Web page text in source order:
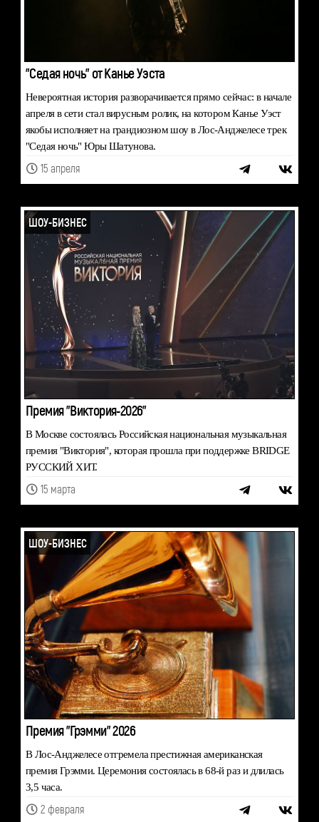
"Седая ночь" от Канье Уэста
Невероятная история разворачивается прямо сейчас: в начале
апреля в сети стал вирусным ролик, на котором Канье Уэст
якобы исполняет на грандиозном шоу в Лос-Анджелесе трек
"Седая ночь" Юры Шатунова.
15 апреля
ШОУ-БИЗНЕС
Премия "Виктория-2026"
В Москве состоялась Российская национальная музыкальная
премия "Виктория", которая прошла при поддержке BRIDGE
РУССКИЙ ХИТ.
15 марта
ШОУ-БИЗНЕС
Премия "Грэмми" 2026
В Лос-Анджелесе отгремела престижная американская
премия Грэмми. Церемония состоялась в 68-й раз и длилась
3,5 часа.
2 февраля